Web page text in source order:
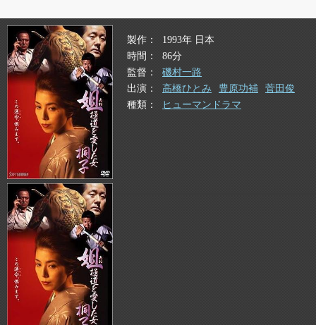
製作
1993年 日本
時間
86分
監督
磯村一路
出演
高橋ひとみ 豊原功補
菅田俊
種類
ヒューマンドラマ